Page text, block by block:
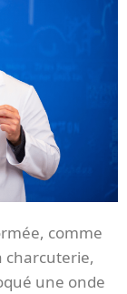
comme
charcuterie,
une onde